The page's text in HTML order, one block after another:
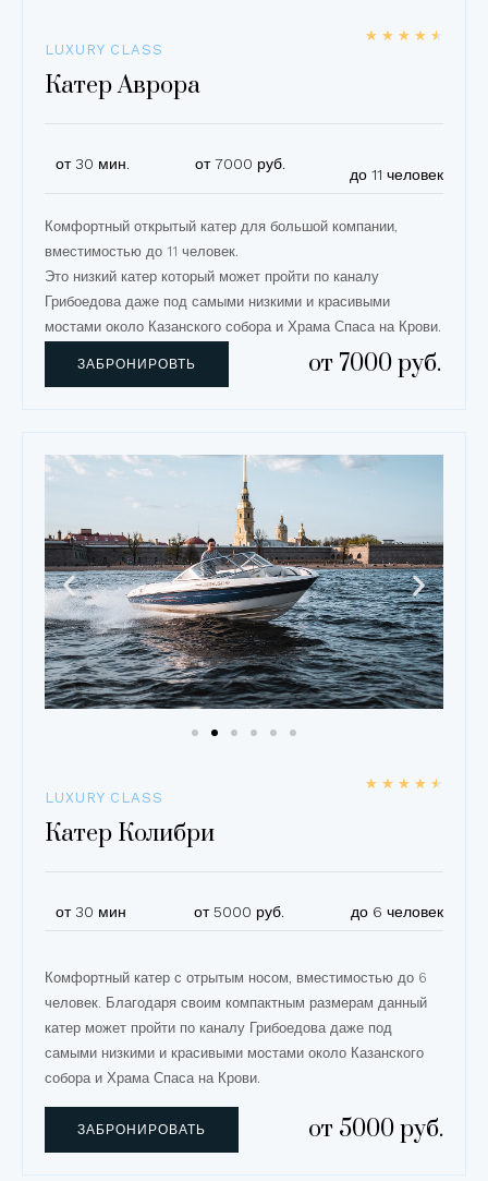
LUXURY CLASS
★ ★ ★ ★ ★
Катер Аврора
от 30 мин. от 7000 руб.
до 11 человек
Комфортный открытый катер для большой компании,
вместимостью до 11 человек.
Это низкий катер который может пройти по каналу
Грибоедова даже под самыми низкими и красивыми
мостами около Казанского собора и Храма Спаса на Крови.
ЗАБРОНИРОВТЬ от 7000 руб.
LUXURY CLASS
★ ★ ★ ★ ★
Катер Колибри
от 30 мин от 5000 руб. до 6 человек
Комфортный катер с отрытым носом, вместимостью до 6
человек. Благодаря своим компактным размерам данный
катер может пройти по каналу Грибоедова даже под
самыми низкими и красивыми мостами около Казанского
собора и Храма Спаса на Крови.
ЗАБРОНИРОВАТЬ от 5000 руб.